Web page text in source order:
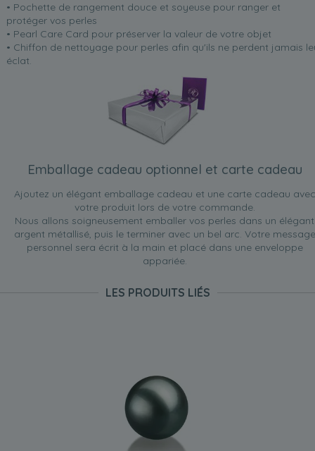
• Pochette de rangement douce et soyeuse pour ranger et
protéger vos perles
• Pearl Care Card pour préserver la valeur de votre objet
• Chiffon de nettoyage pour perles afin qu'ils ne perdent jamais
éclat.
Emballage cadeau optionnel et carte cadeau
Ajoutez un élégant emballage cadeau et une carte cadeau avec
votre produit lors de votre commande.
Nous allons soigneusement emballer vos perles dans un élégant
argent métallisé, puis le terminer avec un bel arc. Votre message
personnel sera écrit à la main et placé dans une enveloppe
appariée.
LES PRODUITS LIÉS